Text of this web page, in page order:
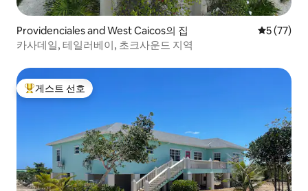
Providenciales and West Caicos의 집 평점 5점
5 (77)
카사데일, 테일러베이, 초크사운드 지역
상위 게스트 선호
게스트 선호